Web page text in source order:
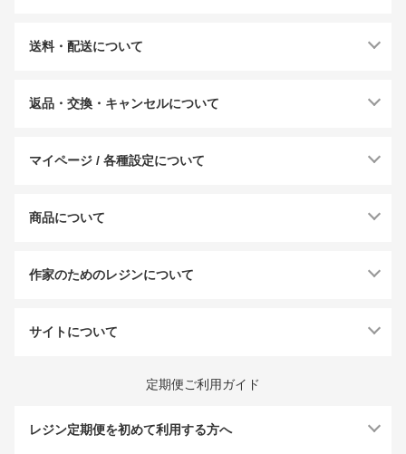
送料・配送について
返品・交換・キャンセルについて
マイページ / 各種設定について
商品について
作家のためのレジンについて
サイトについて
定期便ご利用ガイド
レジン定期便を初めて利用する方へ